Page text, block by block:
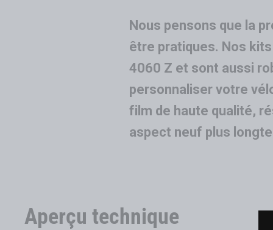
Nous pensons que la
être pratiques. Nos
4060 Z et sont aussi
personnaliser votre
film de haute qualité,
aspect neuf plus
Aperçu technique